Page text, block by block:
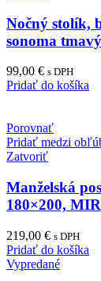
Nočný stolík,
sonoma
99,00 € s DPH
Pridať do košíka
Porovnať
Pridať medzi
Zatvoriť
Manželská
180×200,
219,00 € s DPH
Pridať do košíka
Vypredané